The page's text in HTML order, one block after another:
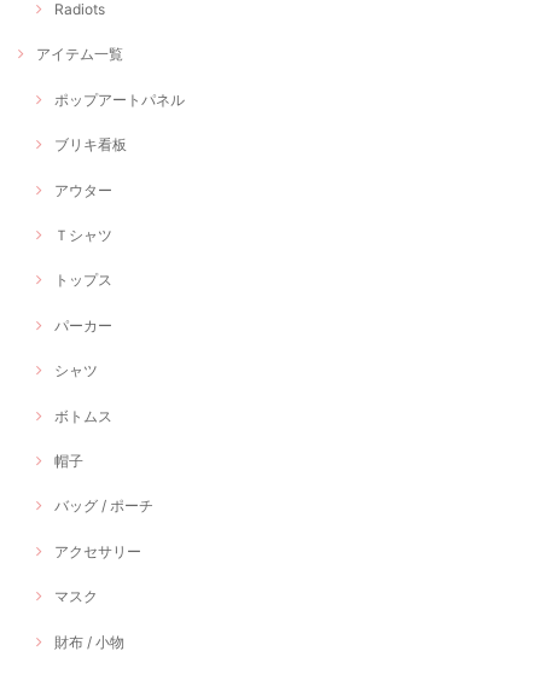
Radiots
アイテム一覧
ポップアートパネル
ブリキ看板
アウター
Ｔシャツ
トップス
パーカー
シャツ
ボトムス
帽子
バッグ / ポーチ
アクセサリー
マスク
財布 / 小物